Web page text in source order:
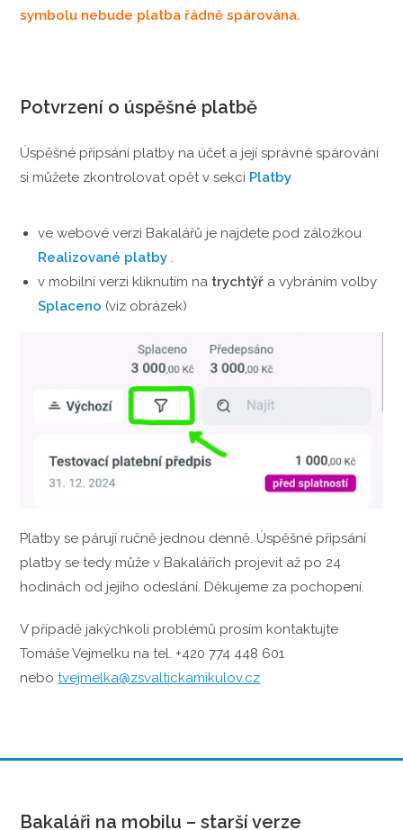
symbolu nebude platba řádně spárována.
Potvrzení o úspěšné platbě
Úspěšné připsání platby na účet a její správné spárování
si můžete zkontrolovat opět v sekci Platby
ve webové verzi Bakalářů je najdete pod záložkou
Realizované platby
v mobilní verzi kliknutím na trychtýř a vybráním volby
Splaceno (viz obrázek)
Platby se párují ručně jednou denně. Úspěšné připsání
platby se tedy může v Bakalářích projevit až po 24
hodinách od jejího odeslání. Děkujeme za pochopení.
V případě jakýchkoli problémů prosím kontaktujte
Tomáše Vejmelku na tel. +420 774 448 601
nebotvejmelka@zsvaltickamikulov.cz
Bakaláři na mobilu – starší verze